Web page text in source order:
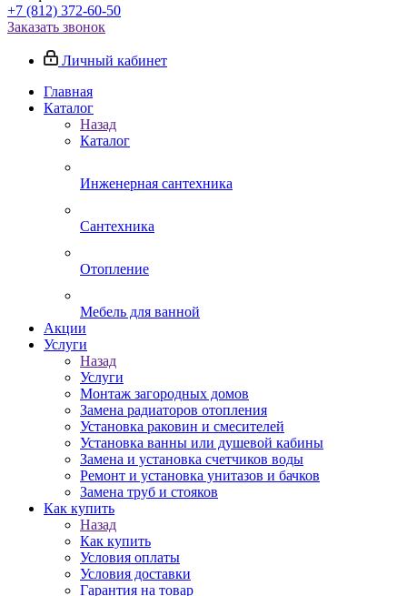
+7 (812) 372-60-50
Заказать звонок
Личный кабинет
Главная
Каталог
Назад
Каталог
Инженерная сантехника
Сантехника
Отопление
Мебель для ванной
Акции
Услуги
Назад
Услуги
Монтаж загородных домов
Замена радиаторов отопления
Установка раковин и смесителей
Установка ванны или душевой кабины
Замена и установка счетчиков воды
Ремонт и установка унитазов и бачков
Замена труб и стояков
Как купить
Назад
Как купить
Условия оплаты
Условия доставки
Гарантия на товар